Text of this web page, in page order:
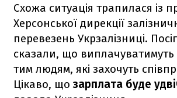
Схожа ситуація трапилася із
Херсонської дирекції
перевезень Укрзалізниці.
сказали, що
тим людям, які захочуть
Цікаво, щозарплата буде